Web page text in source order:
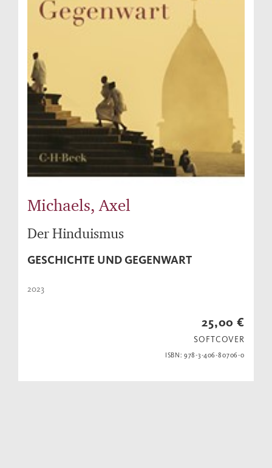
Michaels, Axel
Der Hinduismus
GESCHICHTE UND GEGENWART
2023
25,00 €
SOFTCOVER
ISBN: 978-3-406-80706-0